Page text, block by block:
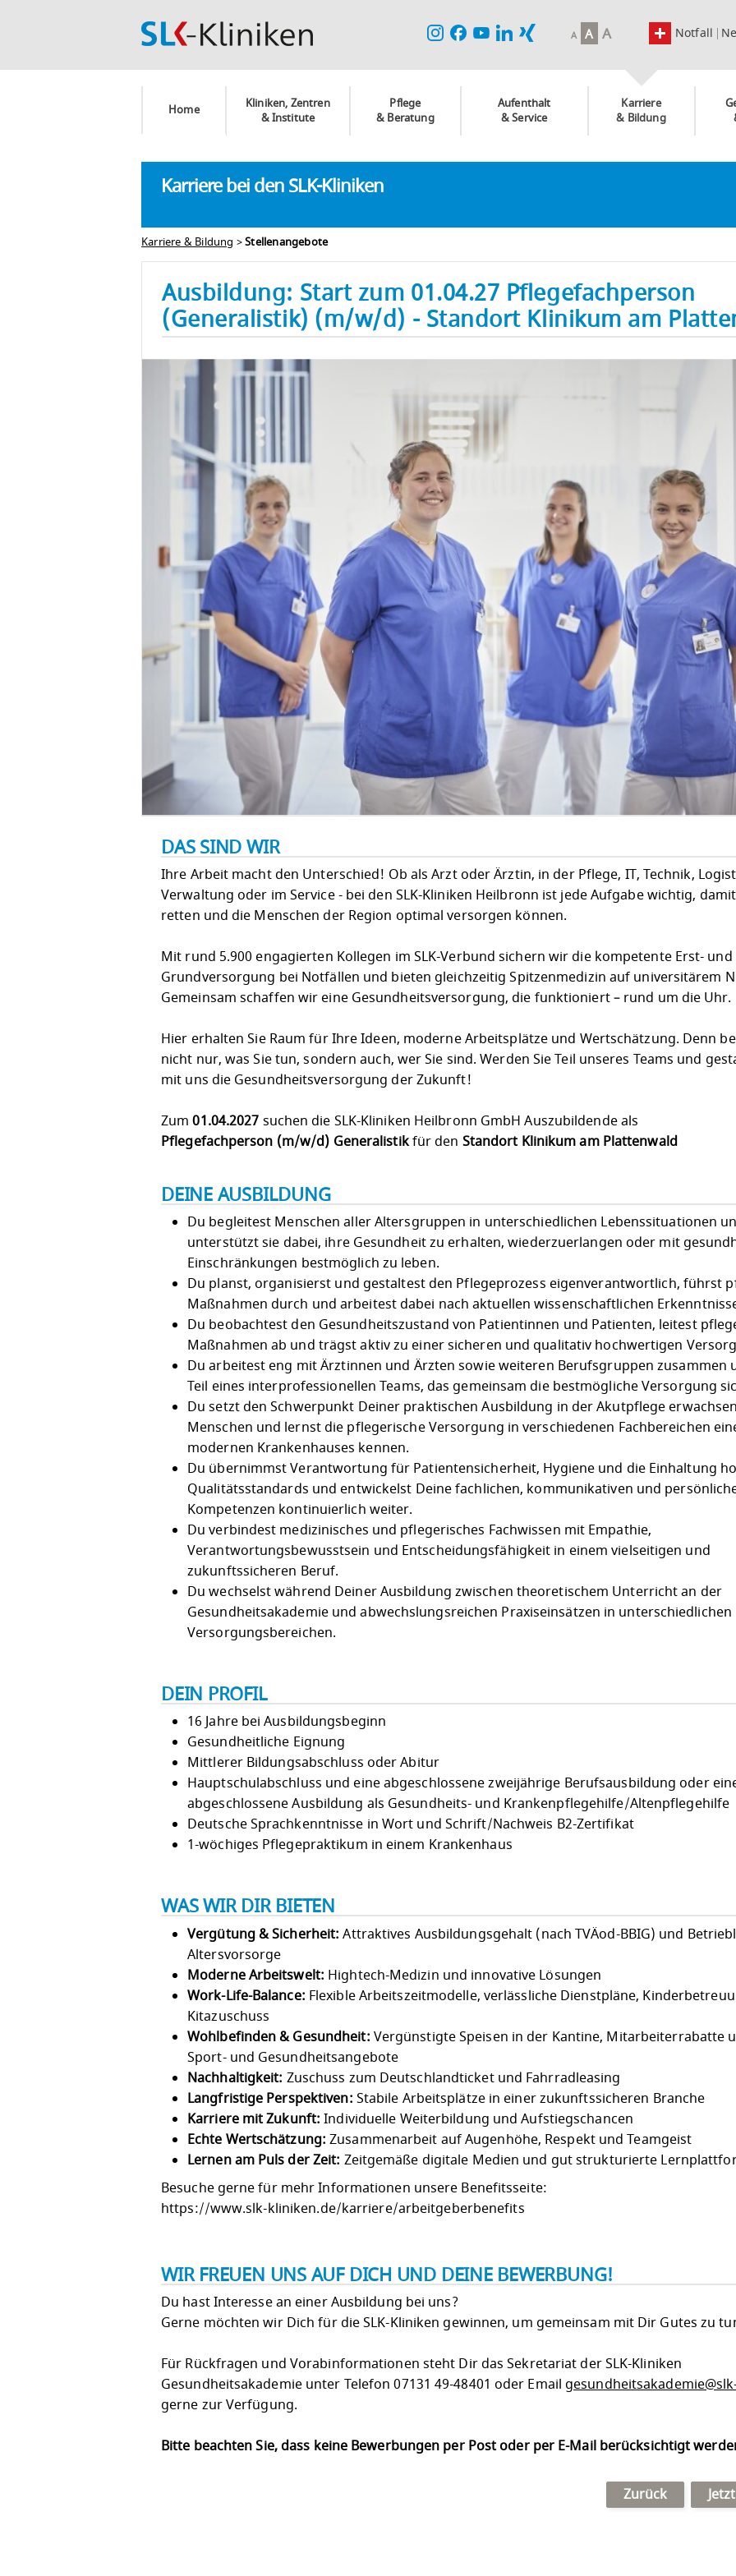
Notfall
A A A
Home
Kliniken, Zentren
& Institute
Pflege
& Beratung
Aufenthalt
& Service
Karriere
& Bildung
Karriere bei den SLK-Kliniken
Karriere & Bildung >Stellenangebote
Ausbildung: Start zum 01.04.27 Pflegefachperson
(Generalistik) (m/w/d) - Standort Klinikum am
DAS SIND WIR
Ihre Arbeit macht den Unterschied! Ob als Arzt oder Ärztin, in der Pflege, IT, Technik,
Verwaltung oder im Service - bei den SLK-Kliniken Heilbronn ist jede Aufgabe wichtig,
retten und die Menschen der Region optimal versorgen können.
Mit rund 5.900 engagierten Kollegen im SLK-Verbund sichern wir die kompetente Erst- und
Grundversorgung bei Notfällen und bieten gleichzeitig Spitzenmedizin auf universitärem
Gemeinsam schaffen wir eine Gesundheitsversorgung, die funktioniert – rund um die Uhr.
Hier erhalten Sie Raum für Ihre Ideen, moderne Arbeitsplätze und Wertschätzung. Denn
nicht nur, was Sie tun, sondern auch, wer Sie sind. Werden Sie Teil unseres Teams und
mit uns die Gesundheitsversorgung der Zukunft!
Zum01.04.2027 suchen die SLK-Kliniken Heilbronn GmbH Auszubildende als
Pflegefachperson (m/w/d) Generalistikfür den Standort Klinikum am Plattenwald
DEINE AUSBILDUNG
Du begleitest Menschen aller Altersgruppen in unterschiedlichen Lebenssituationen
unterstützt sie dabei, ihre Gesundheit zu erhalten, wiederzuerlangen oder mit
Einschränkungen bestmöglich zu leben.
Du planst, organisierst und gestaltest den Pflegeprozess eigenverantwortlich, führst
Maßnahmen durch und arbeitest dabei nach aktuellen wissenschaftlichen
Du beobachtest den Gesundheitszustand von Patientinnen und Patienten, leitest
Maßnahmen ab und trägst aktiv zu einer sicheren und qualitativ hochwertigen
Du arbeitest eng mit Ärztinnen und Ärzten sowie weiteren Berufsgruppen zusammen
Teil eines interprofessionellen Teams, das gemeinsam die bestmögliche Versorgung
Du setzt den Schwerpunkt Deiner praktischen Ausbildung in der Akutpflege
Menschen und lernst die pflegerische Versorgung in verschiedenen Fachbereichen
modernen Krankenhauses kennen.
Du übernimmst Verantwortung für Patientensicherheit, Hygiene und die Einhaltung
Qualitätsstandards und entwickelst Deine fachlichen, kommunikativen und
Kompetenzen kontinuierlich weiter.
Du verbindest medizinisches und pflegerisches Fachwissen mit Empathie,
Verantwortungsbewusstsein und Entscheidungsfähigkeit in einem vielseitigen und
zukunftssicheren Beruf.
Du wechselst während Deiner Ausbildung zwischen theoretischem Unterricht an der
Gesundheitsakademie und abwechslungsreichen Praxiseinsätzen in unterschiedlichen
Versorgungsbereichen.
DEIN PROFIL
16 Jahre bei Ausbildungsbeginn
Gesundheitliche Eignung
Mittlerer Bildungsabschluss oder Abitur
Hauptschulabschluss und eine abgeschlossene zweijährige Berufsausbildung oder
abgeschlossene Ausbildung als Gesundheits- und Krankenpflegehilfe/Altenpflegehilfe
Deutsche Sprachkenntnisse in Wort und Schrift/Nachweis B2-Zertifikat
1-wöchiges Pflegepraktikum in einem Krankenhaus
WAS WIR DIR BIETEN
Vergütung & Sicherheit: Attraktives Ausbildungsgehalt (nach TVÄod-BBIG) und
Altersvorsorge
Moderne Arbeitswelt: Hightech-Medizin und innovative Lösungen
Work-Life-Balance: Flexible Arbeitszeitmodelle, verlässliche Dienstpläne,
Kitazuschuss
Wohlbefinden & Gesundheit: Vergünstigte Speisen in der Kantine, Mitarbeiterrabatte
Sport- und Gesundheitsangebote
Nachhaltigkeit: Zuschuss zum Deutschlandticket und Fahrradleasing
Langfristige Perspektiven: Stabile Arbeitsplätze in einer zukunftssicheren Branche
Karriere mit Zukunft: Individuelle Weiterbildung und Aufstiegschancen
Echte Wertschätzung: Zusammenarbeit auf Augenhöhe, Respekt und Teamgeist
Lernen am Puls der Zeit: Zeitgemäße digitale Medien und gut strukturierte
Besuche gerne für mehr Informationen unsere Benefitsseite:
https://www.slk-kliniken.de/karriere/arbeitgeberbenefits
WIR FREUEN UNS AUF DICH UND DEINE BEWERBUNG!
Du hast Interesse an einer Ausbildung bei uns?
Gerne möchten wir Dich für die SLK-Kliniken gewinnen, um gemeinsam mit Dir Gutes zu
Für Rückfragen und Vorabinformationen steht Dir das Sekretariat der SLK-Kliniken
Gesundheitsakademie unter Telefon 07131 49-48401 oder Email
gerne zur Verfügung.
Bitte beachten Sie, dass keine Bewerbungen per Post oder per E-Mail berücksichtigt
Zurück